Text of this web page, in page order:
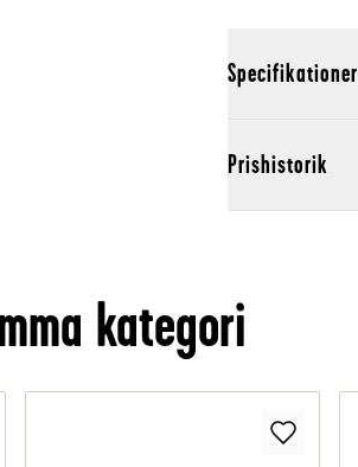
Specifikationer
Prishistorik
kategori